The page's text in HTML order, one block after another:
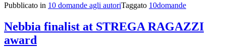
Pubblicato in 10 domande agli autoriTaggato 10domande
Nebbia finalist at STREGA RAGAZZI
award